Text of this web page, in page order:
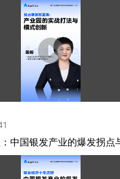
中国银发产业的爆发拐点